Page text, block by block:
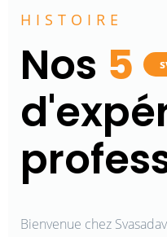
HISTOIRE
Nos 5
Bienvenue chez